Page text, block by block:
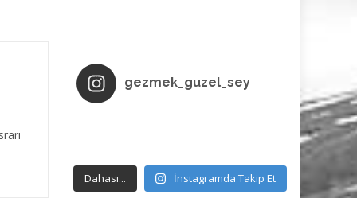
gezmek_guzel_sey
Dahası... İnstagramda Takip Et